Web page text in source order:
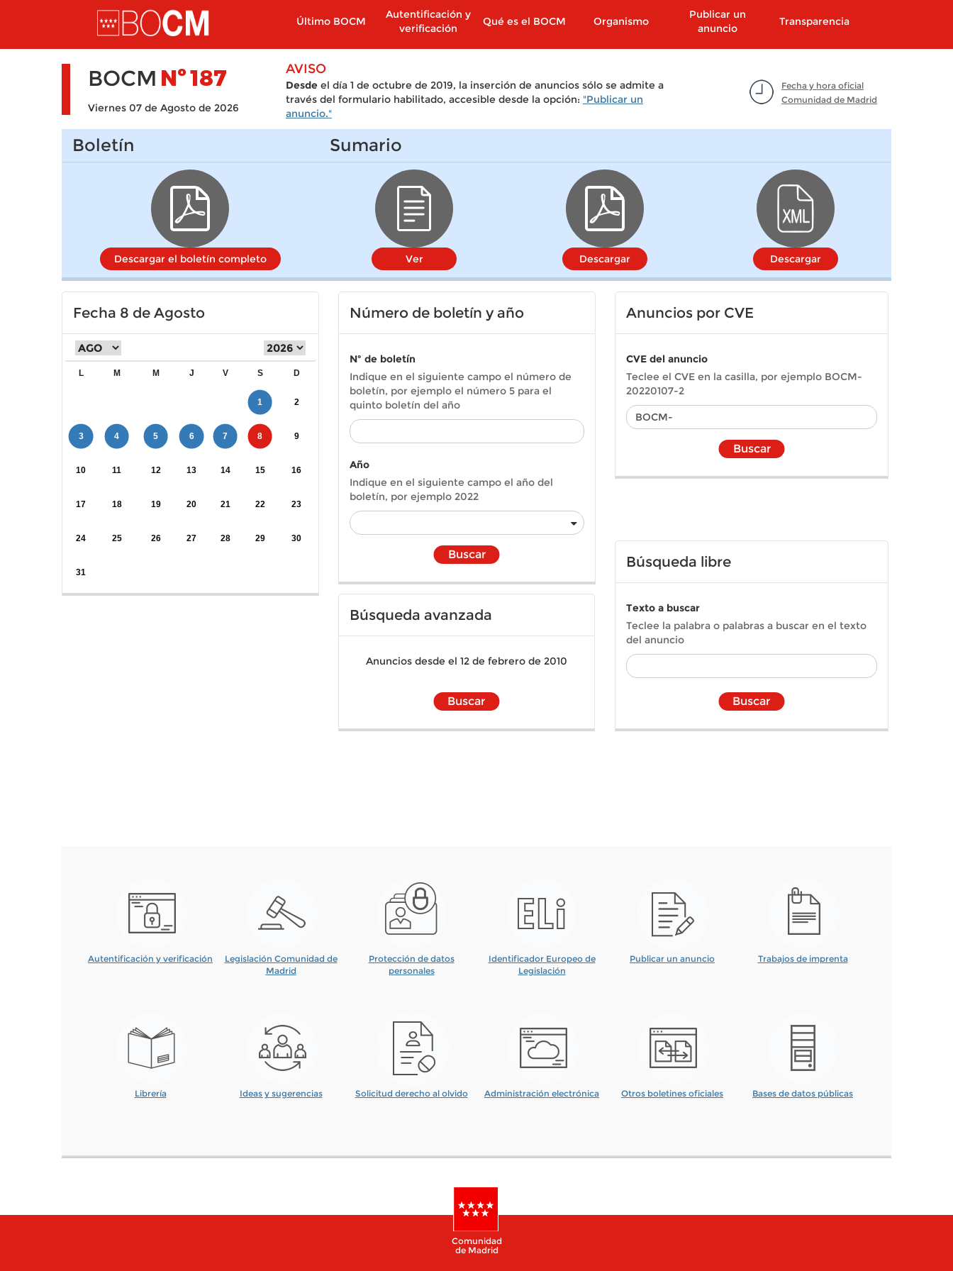
Pasar al contenido principal
Último BOCM
Autentificación y
verificación
Qué es el BOCM Organismo
Publicar un
anuncio
Transparencia
AVISO
Desdeel día 1 de octubre de 2019, la inserción de anuncios sólo se admite a
través del formulario habilitado, accesible desde la opción: "Publicar un
anuncio."
Fecha y hora oficial
Comunidad de Madrid
BOCM Nº187
Viernes 07 de Agosto de 2026
Boletín
Descargar el boletín completo
Sumario
Ver Descargar Descargar
Fecha 8 de Agosto
L M M J V S D
1 2
3 4 5 6 7 8 9
10 11 12 13 14 15 16
17 18 19 20 21 22 23
24 25 26 27 28 29 30
31
Número de boletín y año
Nº de boletín
Indique en el siguiente campo el número de
boletín, por ejemplo el número 5 para el
quinto boletín del año
Año
Indique en el siguiente campo el año del
boletín, por ejemplo 2022
Buscar
Anuncios por CVE
CVE del anuncio
Teclee el CVE en la casilla, por ejemplo BOCM-
20220107-2
Buscar
Búsqueda avanzada
Anuncios desde el 12 de febrero de 2010
Buscar
Búsqueda libre
Texto a buscar
Teclee la palabra o palabras a buscar en el texto
del anuncio
Buscar
Autentificación y verificación
Legislación Comunidad de
Madrid
Protección de datos
personales
Identificador Europeo de
Legislación
Publicar un anuncio Trabajos de imprenta
Librería Ideas y sugerencias Solicitud derecho al olvido Administración electrónica Otros boletines oficiales Bases de datos públicas
Comunidad
de Madrid